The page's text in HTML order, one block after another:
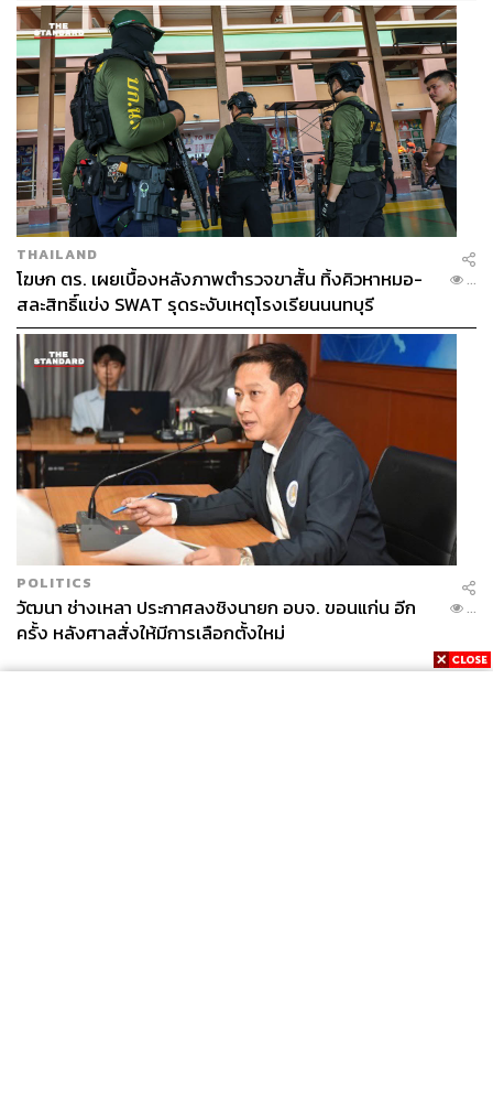
THAILAND
โฆษก ตร. เผยเบื้องหลังภาพตำรวจขาสั้น ทิ้งคิวหาหมอ-
สละสิทธิ์แข่ง SWAT รุดระงับเหตุโรงเรียนนนทบุรี
...
POLITICS
วัฒนา ช่างเหลา ประกาศลงชิงนายก อบจ. ขอนแก่น อีก
ครั้ง หลังศาลสั่งให้มีการเลือกตั้งใหม่
...